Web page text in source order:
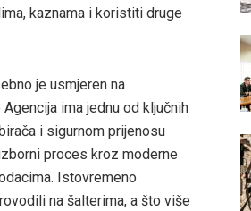
kaznama i koristiti druge
je usmjeren na
ima jednu od ključnih
i sigurnom prijenosu
proces kroz moderne
Istovremeno
na šalterima, a što više